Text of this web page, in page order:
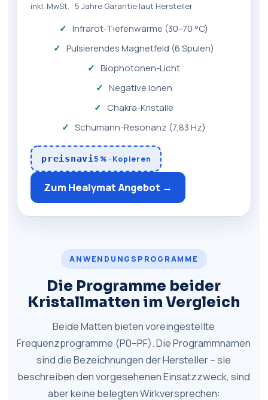
inkl. MwSt. · 5 Jahre Garantie laut Hersteller
Infrarot-Tiefenwärme (30–70 °C)
Pulsierendes Magnetfeld (6 Spulen)
Biophotonen-Licht
Negative Ionen
Chakra-Kristalle
Schumann-Resonanz (7,83 Hz)
preisnavi5 % · Kopieren
Zum Healymat Angebot →
ANWENDUNGSPROGRAMME
Die Programme beider
Kristallmatten im Vergleich
Beide Matten bieten voreingestellte
Frequenzprogramme (P0–PF). Die Programmnamen
sind die Bezeichnungen der Hersteller – sie
beschreiben den vorgesehenen Einsatzzweck, sind
aber keine belegten Wirkversprechen: